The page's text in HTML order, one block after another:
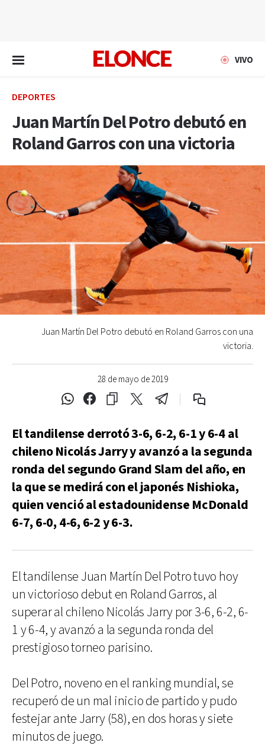
VIVO
DEPORTES
Juan Martín Del Potro debutó en
Roland Garros con una victoria
28 de mayo de 2019
Juan Martín Del Potro debutó en Roland Garros con una
victoria.
El tandilense derrotó 3-6, 6-2, 6-1 y 6-4 al
chileno Nicolás Jarry y avanzó a la segunda
ronda del segundo Grand Slam del año, en
la que se medirá con el japonés Nishioka,
quien venció al estadounidense McDonald
6-7, 6-0, 4-6, 6-2 y 6-3.
El tandilense Juan Martín Del Potro tuvo hoy
un victorioso debut en Roland Garros, al
superar al chileno Nicolás Jarry por 3-6, 6-2, 6-
1 y 6-4, y avanzó a la segunda ronda del
prestigioso torneo parisino.
Del Potro, noveno en el ranking mundial, se
recuperó de un mal inicio de partido y pudo
festejar ante Jarry (58), en dos horas y siete
minutos de juego.